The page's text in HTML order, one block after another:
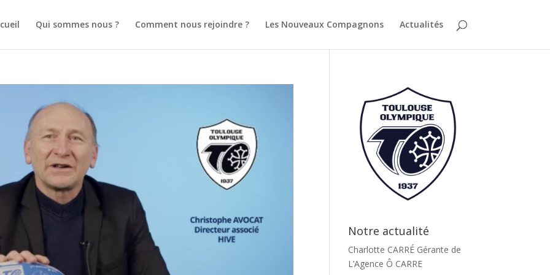
Qui sommes nous ? Comment nous rejoindre ? Les Nouveaux Compagnons Actualités
Notre actualité
Charlotte CARRÉ Gérante de
L’Agence Ô CARRE